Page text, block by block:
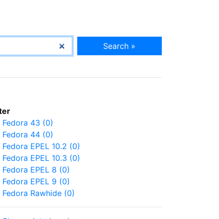
Search »
Fedora 43 (0)
Fedora 44 (0)
Fedora EPEL 10.2 (0)
Fedora EPEL 10.3 (0)
Fedora EPEL 8 (0)
Fedora EPEL 9 (0)
Fedora Rawhide (0)